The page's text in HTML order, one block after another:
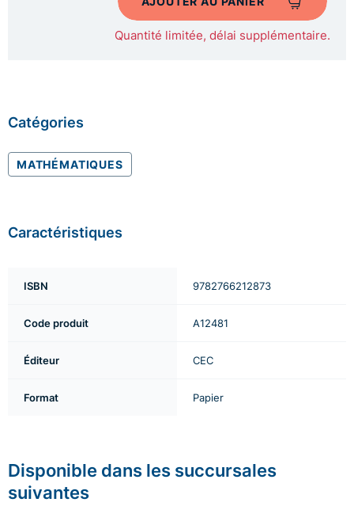
Quantité limitée, délai supplémentaire.
Catégories
MATHÉMATIQUES
Caractéristiques
ISBN 9782766212873
Code produit A12481
Éditeur CEC
Format Papier
Disponible dans les succursales
suivantes